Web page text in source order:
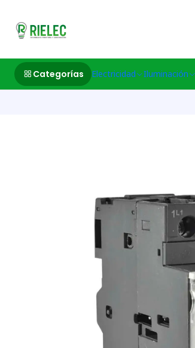
Categorías Electricidad Iluminación